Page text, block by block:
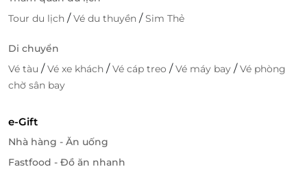
Tour du lịch /Vé du thuyền /Sim Thẻ
Di chuyển
Vé tàu /Vé xe khách /Vé cáp treo /Vé máy bay /Vé phòng
chờ sân bay
e-Gift
Nhà hàng - Ăn uống
Fastfood - Đồ ăn nhanh